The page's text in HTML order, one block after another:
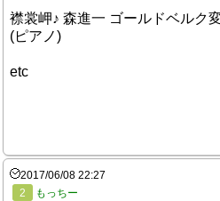
襟裳岬♪ 森進一 ゴールドベルク
(ピアノ)
etc
2017/06/08 22:27
2
もっちー